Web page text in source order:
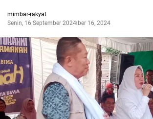
mimbar-rakyat
Senin, 16 September 2024September 16, 2024